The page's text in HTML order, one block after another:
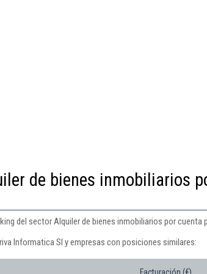
de bienes inmobiliarios
del sector Alquiler de bienes inmobiliarios por cuenta
Informatica Sl y empresas con posiciones similares:
Facturación (€)